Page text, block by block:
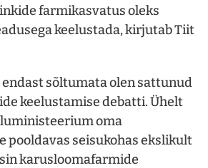
farmikasvatus oleks
keelustada, kirjutab Tiit
sõltumata olen sattunud
keelustamise debatti. Ühelt
oma
pooldavas seisukohas ekslikult
karusloomafarmide